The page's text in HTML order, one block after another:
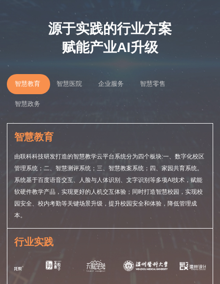
源于实践的行业方案
赋能产业AI升级
智慧教育 智慧医院 企业服务 智慧零售
智慧政务
智慧教育
由联科科技研发打造的智慧教学云平台系统分为四个板块:一、数字化校区
管理系统；二、智慧测评系统；三、智慧教案系统；四、家园共育系统。
系统基于百度语音交互、人脸与人体识别、文字识别等多项AI技术，赋能
软硬件教学产品，实现更好的人机交互体验；同时打造智慧校园，实现校
园安全、校内考勤等关键场景升级，提升校园安全和体验，降低管理成
本。
行业实践